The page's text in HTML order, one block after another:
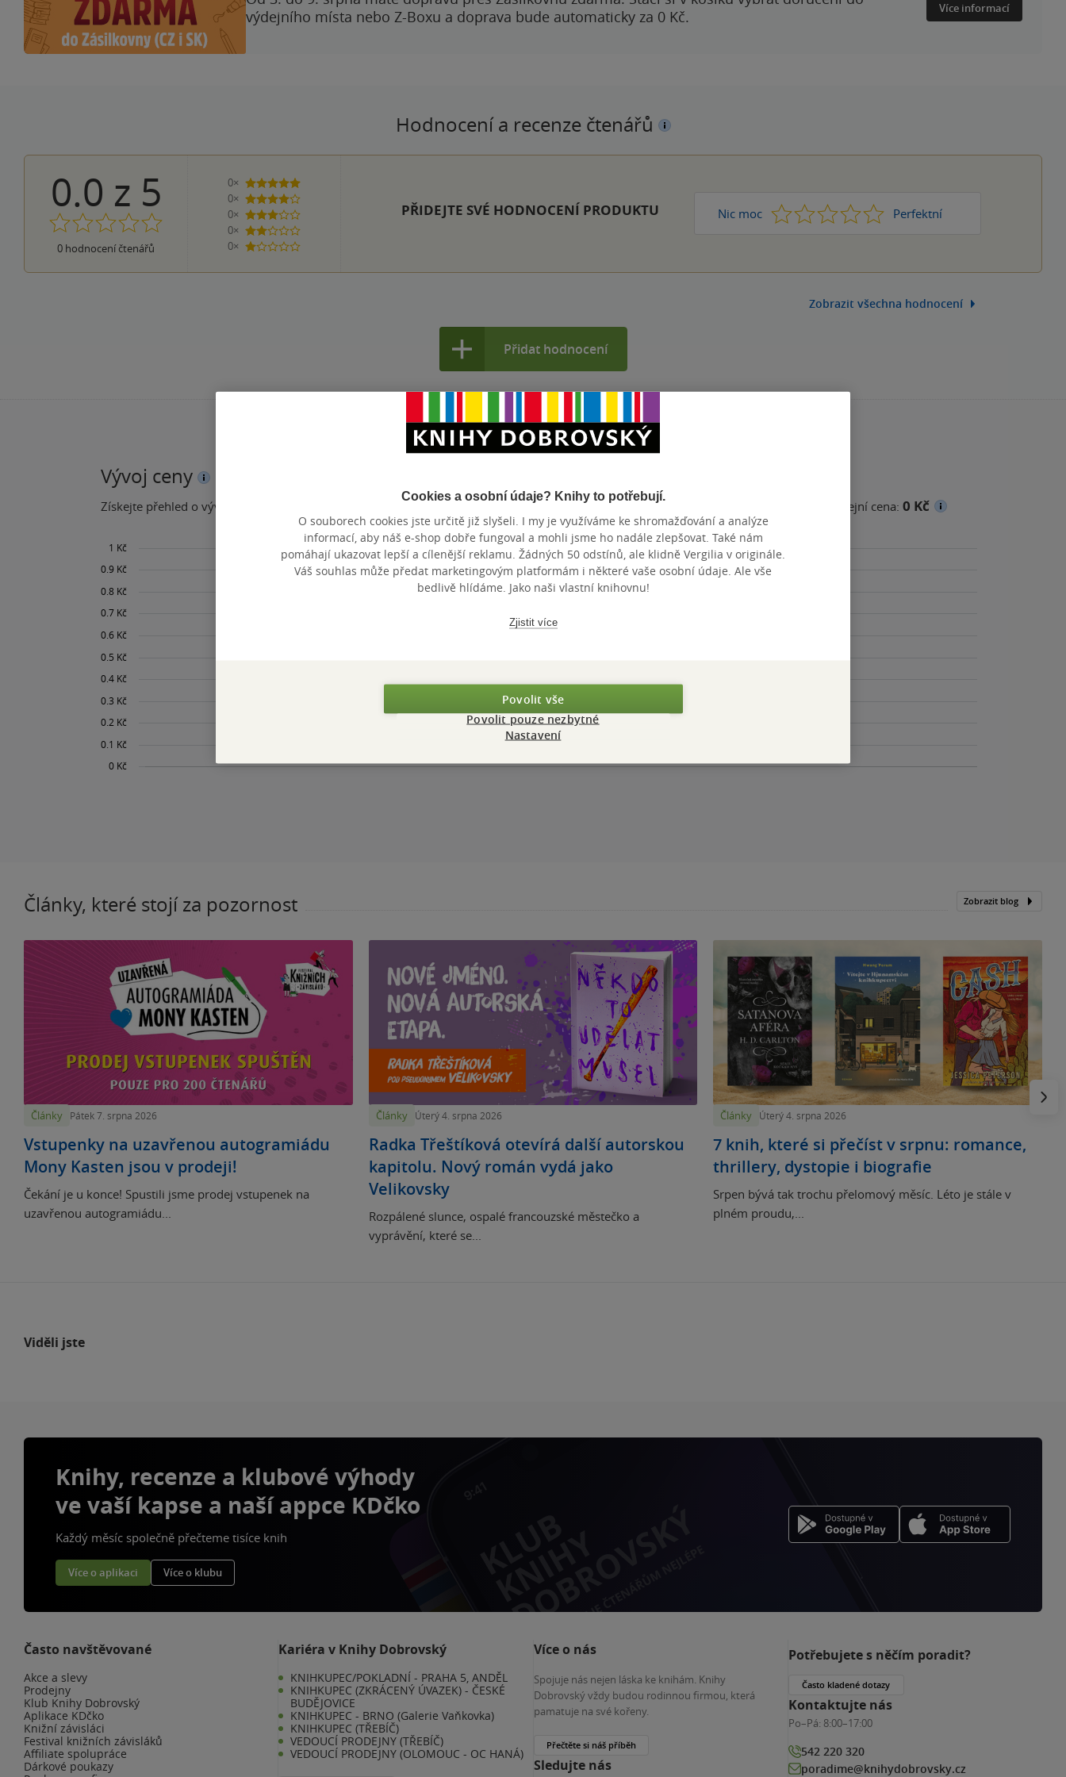
výdejního místa nebo Z-Boxu a doprava bude automaticky za 0 Kč.
Více informací
Hodnocení a recenze čtenářů
0.0 z 5
0 hodnocení čtenářů
0×
5 hvězdiček
0×
4 hvězdičky
0×
3 hvězdičky
0×
2 hvězdičky
0×
1 hvezdička
PŘIDEJTE SVÉ HODNOCENÍ PRODUKTU Nic moc 1 2 3 4 Perfektní
5
Zobrazit všechna hodnocení
Přidat hodnocení
Vývoj ceny
Získejte přehled o vývoji ceny za posledních 60 dní. Maloobchodní cena Minimální prodejní cena: 0 Kč
Články, které stojí za pozornost Zobrazit blog
Články Pátek 7. srpna 2026
Vstupenky na uzavřenou autogramiádu
Mony Kasten jsou v prodeji!
Čekání je u konce! Spustili jsme prodej vstupenek na
uzavřenou autogramiádu...
Články Úterý 4. srpna 2026
Radka Třeštíková otevírá další autorskou
kapitolu. Nový román vydá jako
Velikovsky
Rozpálené slunce, ospalé francouzské městečko a
vyprávění, které se...
Články Úterý 4. srpna 2026
7 knih, které si přečíst v srpnu: romance,
thrillery, dystopie i biografie
Srpen bývá tak trochu přelomový měsíc. Léto je stále v
plném proudu,...
Viděli jste
Knihy, recenze a klubové výhody
ve vaší kapse a naší appce KDčko
Každý měsíc společně přečteme tisíce knih
Více o aplikaci Více o klubu
Často navštěvované
Akce a slevy
Prodejny
Klub Knihy Dobrovský
Aplikace KDčko
Knižní závisláci
Festival knižních závisláků
Affiliate spolupráce
Dárkové poukazy
Kariéra v Knihy Dobrovský
KNIHKUPEC/POKLADNÍ - PRAHA 5, ANDĚL
KNIHKUPEC (ZKRÁCENÝ ÚVAZEK) - ČESKÉ
BUDĚJOVICE
KNIHKUPEC - BRNO (Galerie Vaňkovka)
KNIHKUPEC (TŘEBÍČ)
VEDOUCÍ PRODEJNY (TŘEBÍČ)
VEDOUCÍ PRODEJNY (OLOMOUC - OC HANÁ)
Více o nás
Spojuje nás nejen láska ke knihám. Knihy
Dobrovský vždy budou rodinnou firmou, která
pamatuje na své kořeny.
Přečtěte si náš příběh
Sledujte nás
Potřebujete s něčím poradit?
Často kladené dotazy
Kontaktujte nás
Po–Pá: 8:00–17:00
542 220 320
poradime@knihydobrovsky.cz
Cookies a osobní údaje? Knihy to potřebují.
O souborech cookies jste určitě již slyšeli. I my je využíváme ke shromažďování a analýze
informací, aby náš e-shop dobře fungoval a mohli jsme ho nadále zlepšovat. Také nám
pomáhají ukazovat lepší a cílenější reklamu. Žádných 50 odstínů, ale klidně Vergilia v originále.
Váš souhlas může předat marketingovým platformám i některé vaše osobní údaje. Ale vše
bedlivě hlídáme. Jako naši vlastní knihovnu!
Zjistit více
Povolit vše
Povolit pouze nezbytné
Nastavení